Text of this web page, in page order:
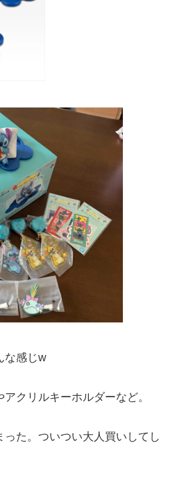
な感じw
クリルキーホルダーなど。
た。ついつい大人買いしてし